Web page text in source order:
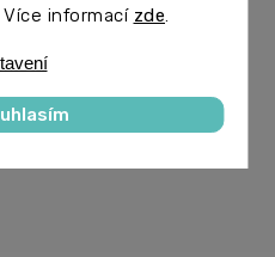
informací zde.